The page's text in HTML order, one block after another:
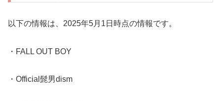
以下の情報は、2025年5月1日時点の情報です。
・FALL OUT BOY
・Official髭男dism